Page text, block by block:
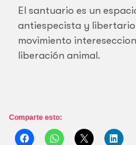
El santuario es un
antiespecista y
movimiento
liberación animal.
Comparte esto: